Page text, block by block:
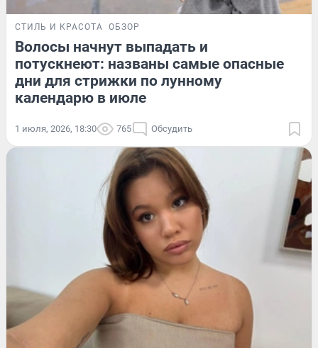
СТИЛЬ И КРАСОТА ОБЗОР
Волосы начнут выпадать и
потускнеют: названы самые опасные
дни для стрижки по лунному
календарю в июле
1 июля, 2026, 18:30 765 Обсудить